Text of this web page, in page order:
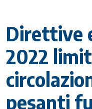
Direttive
2022
pesanti